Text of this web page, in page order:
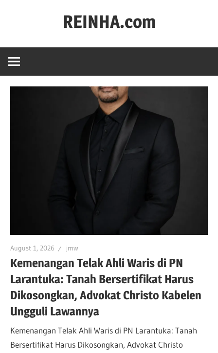
REINHA.com
Berita
August 1, 2026 jmw
Kemenangan Telak Ahli Waris di PN
Larantuka: Tanah Bersertifikat Harus
Dikosongkan, Advokat Christo Kabelen
Ungguli Lawannya
Kemenangan Telak Ahli Waris di PN Larantuka: Tanah
Bersertifikat Harus Dikosongkan, Advokat Christo